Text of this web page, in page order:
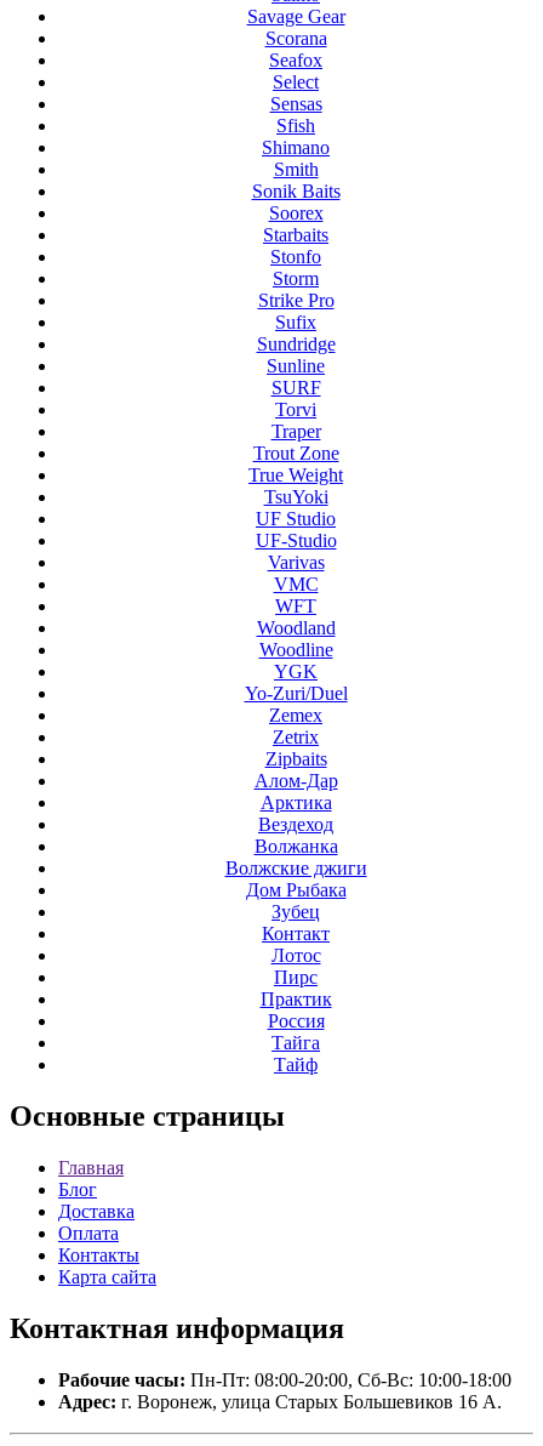
Savage Gear
Scorana
Seafox
Select
Sensas
Sfish
Shimano
Smith
Sonik Baits
Soorex
Starbaits
Stonfo
Storm
Strike Pro
Sufix
Sundridge
Sunline
SURF
Torvi
Traper
Trout Zone
True Weight
TsuYoki
UF Studio
UF-Studio
Varivas
VMC
WFT
Woodland
Woodline
YGK
Yo-Zuri/Duel
Zemex
Zetrix
Zipbaits
Алом-Дар
Арктика
Вездеход
Волжанка
Волжские джиги
Дом Рыбака
Зубец
Контакт
Лотос
Пирс
Практик
Россия
Тайга
Тайф
Основные страницы
Главная
Блог
Доставка
Оплата
Контакты
Карта сайта
Контактная информация
Рабочие часы: Пн-Пт: 08:00-20:00, Сб-Вс: 10:00-18:00
Адрес: г. Воронеж, улица Старых Большевиков 16 А.